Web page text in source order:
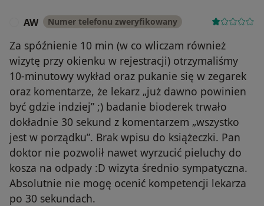
AW Numer telefonu zweryfikowany
Za spóźnienie 10 min (w co wliczam również
wizytę przy okienku w rejestracji) otrzymaliśmy
10-minutowy wykład oraz pukanie się w zegarek
oraz komentarze, że lekarz „już dawno powinien
być gdzie indziej” ;) badanie bioderek trwało
dokładnie 30 sekund z komentarzem „wszystko
jest w porządku”. Brak wpisu do książeczki. Pan
doktor nie pozwolił nawet wyrzucić pieluchy do
kosza na odpady :D wizyta średnio sympatyczna.
Absolutnie nie mogę ocenić kompetencji lekarza
po 30 sekundach.